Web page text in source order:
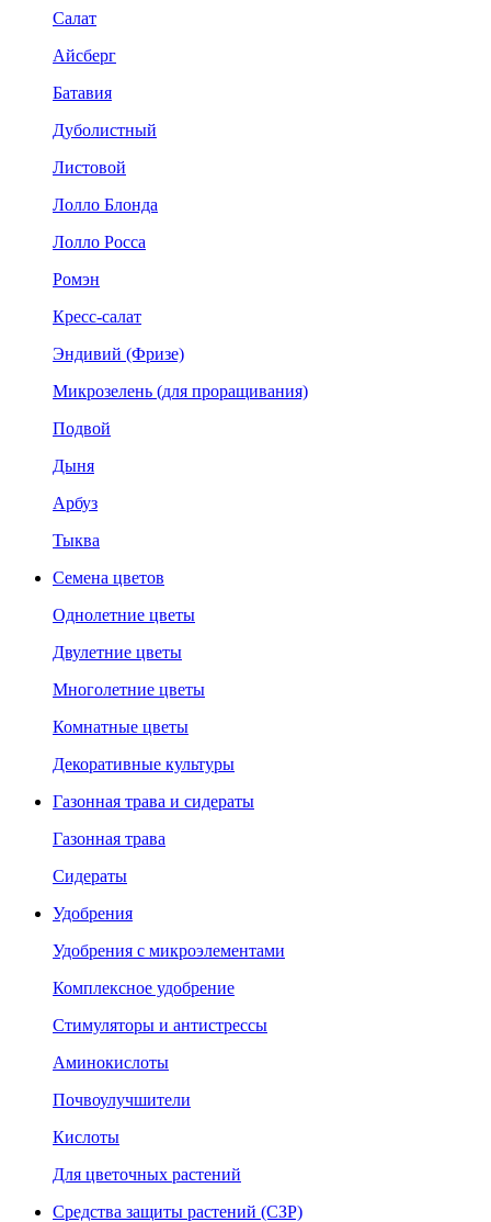
Салат
Айсберг
Батавия
Дуболистный
Листовой
Лолло Блонда
Лолло Росса
Ромэн
Кресс-салат
Эндивий (Фризе)
Микрозелень (для проращивания)
Подвой
Дыня
Арбуз
Тыква
Семена цветов
Однолетние цветы
Двулетние цветы
Многолетние цветы
Комнатные цветы
Декоративные культуры
Газонная трава и сидераты
Газонная трава
Сидераты
Удобрения
Удобрения с микроэлементами
Комплексное удобрение
Стимуляторы и антистрессы
Аминокислоты
Почвоулучшители
Кислоты
Для цветочных растений
Средства защиты растений (СЗР)